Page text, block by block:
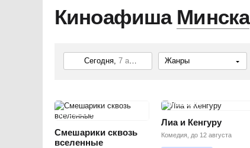
Киноафиша Минска
Сегодня, 7 августа Жанры
ПРЕМЬЕРА
Смешарики сквозь
вселенные
ПРЕМЬЕРА
Лиа и Кенгуру
Комедия, до 12 августа